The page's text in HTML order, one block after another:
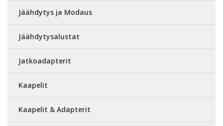
Jäähdytys ja Modaus
Jäähdytysalustat
Jatkoadapterit
Kaapelit
Kaapelit & Adapterit